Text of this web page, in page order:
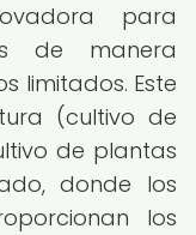
para
de manera
limitados. Este
(cultivo de
de plantas
donde los
los